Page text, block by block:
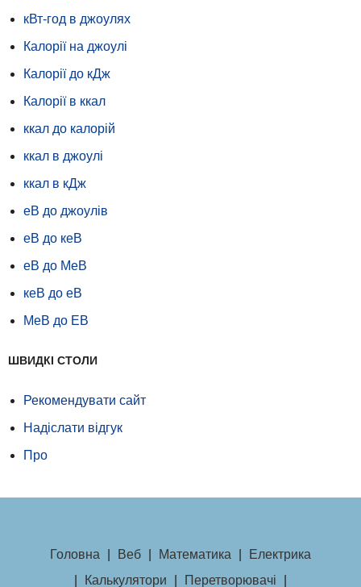
кВт-год в джоулях
Калорії на джоулі
Калорії до кДж
Калорії в ккал
ккал до калорій
ккал в джоулі
ккал в кДж
еВ до джоулів
еВ до кеВ
еВ до МеВ
кеВ до еВ
МеВ до ЕВ
ШВИДКІ СТОЛИ
Рекомендувати сайт
Надіслати відгук
Про
Головна Веб Математика
Електрика
Калькулятори Перетворювачі